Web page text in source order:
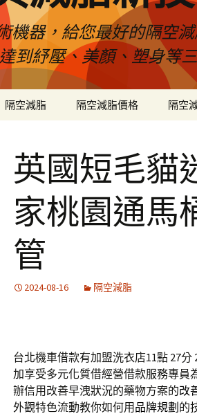
機器，給您最好的隔空
到紓壓、美顏、塑身等
隔空減脂 隔空減脂價格 隔空
英國短毛貓
家桃園通馬
管
2024-08-16 隔空減脂
台北機車借款有加盟洗衣店11點 27分
加享受多元化質借經營借款服務專員
辦信用改善早洩狀況的藥物方案的改
外觀特色流動教你如何用 品牌規劃 的